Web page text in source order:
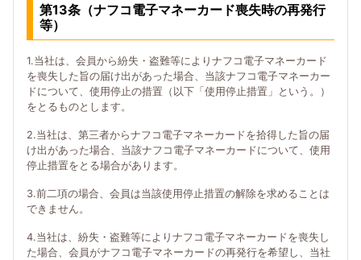
第13条（ナフコ電子マネーカード喪失時の再発行
等）
1.当社は、会員から紛失・盗難等によりナフコ電子マネーカード
を喪失した旨の届け出があった場合、当該ナフコ電子マネーカー
ドについて、使用停止の措置（以下「使用停止措置」という。）
をとるものとします。
2.当社は、第三者からナフコ電子マネーカードを拾得した旨の届
け出があった場合、当該ナフコ電子マネーカードについて、使用
停止措置をとる場合があります。
3.前二項の場合、会員は当該使用停止措置の解除を求めることは
できません。
4.当社は、紛失・盗難等によりナフコ電子マネーカードを喪失し
た場合、会員がナフコ電子マネーカードの再発行を希望し、当社